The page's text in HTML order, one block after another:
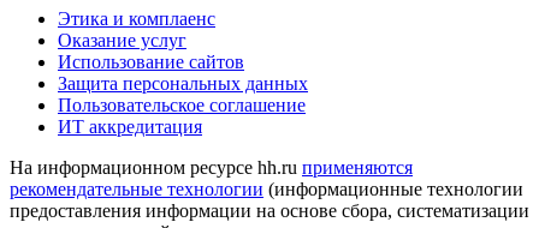
Этика и комплаенс
Оказание услуг
Использование сайтов
Защита персональных данных
Пользовательское соглашение
ИТ аккредитация
На информационном ресурсе hh.ru применяются
рекомендательные технологии (информационные технологии
предоставления информации на основе сбора, систематизации